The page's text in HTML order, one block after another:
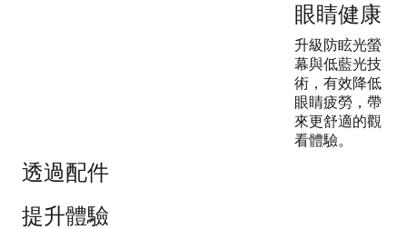
眼睛健康
升級防眩光螢
幕與低藍光技
術，有效降低
眼睛疲勞，帶
來更舒適的觀
看體驗。
透過配件
提升體驗